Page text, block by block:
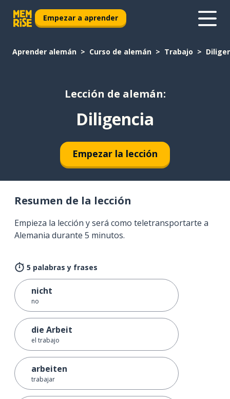
Empezar a aprender
Aprender alemán Curso de alemán Trabajo
Lección de alemán:
Diligencia
Empezar la lección
Resumen de la lección
Empieza la lección y será como teletransportarte a
Alemania durante 5 minutos.
5 palabras y frases
nicht
no
die Arbeit
el trabajo
arbeiten
trabajar